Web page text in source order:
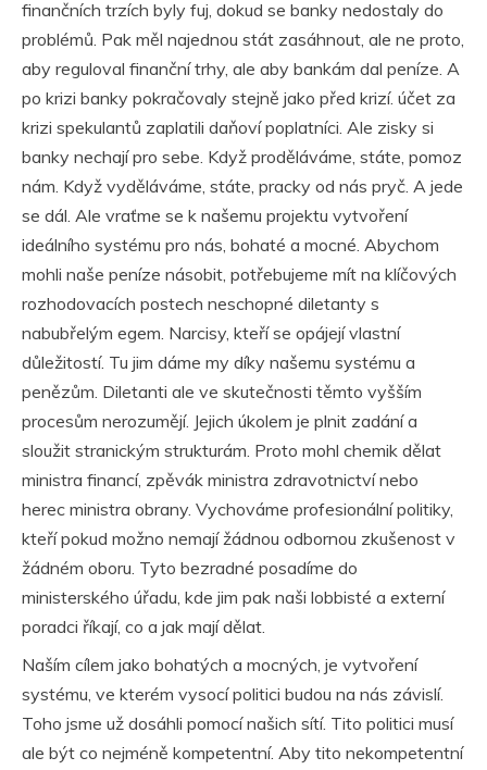
finančních trzích byly fuj, dokud se banky nedostaly do
problémů. Pak měl najednou stát zasáhnout, ale ne proto,
aby reguloval finanční trhy, ale aby bankám dal peníze. A
po krizi banky pokračovaly stejně jako před krizí. účet za
krizi spekulantů zaplatili daňoví poplatníci. Ale zisky si
banky nechají pro sebe. Když proděláváme, státe, pomoz
nám. Když vyděláváme, státe, pracky od nás pryč. A jede
se dál. Ale vraťme se k našemu projektu vytvoření
ideálního systému pro nás, bohaté a mocné. Abychom
mohli naše peníze násobit, potřebujeme mít na klíčových
rozhodovacích postech neschopné diletanty s
nabubřelým egem. Narcisy, kteří se opájejí vlastní
důležitostí. Tu jim dáme my díky našemu systému a
penězům. Diletanti ale ve skutečnosti těmto vyšším
procesům nerozumějí. Jejich úkolem je plnit zadání a
sloužit stranickým strukturám. Proto mohl chemik dělat
ministra financí, zpěvák ministra zdravotnictví nebo
herec ministra obrany. Vychováme profesionální politiky,
kteří pokud možno nemají žádnou odbornou zkušenost v
žádném oboru. Tyto bezradné posadíme do
ministerského úřadu, kde jim pak naši lobbisté a externí
poradci říkají, co a jak mají dělat.
Naším cílem jako bohatých a mocných, je vytvoření
systému, ve kterém vysocí politici budou na nás závislí.
Toho jsme už dosáhli pomocí našich sítí. Tito politici musí
ale být co nejméně kompetentní. Aby tito nekompetentní